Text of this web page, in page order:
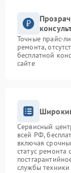
Точные прайс-
ремонта,
бесплатной
сайте
Сервисный
всей РФ,
включая
статус ремонта
службы техники